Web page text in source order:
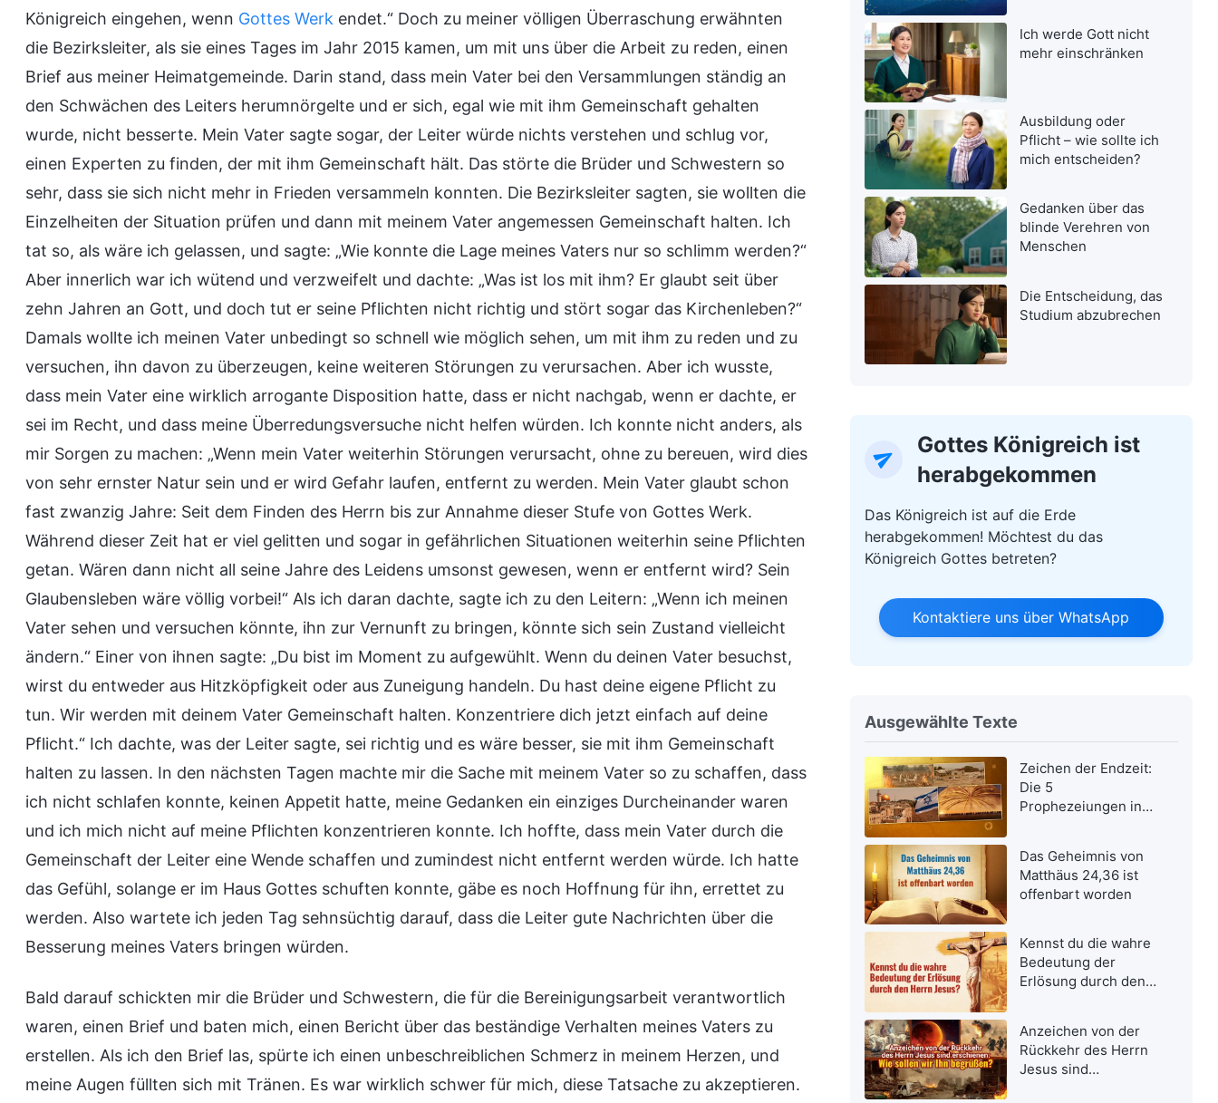
Königreich eingehen, wenn Gottes Werk endet.“ Doch zu meiner völligen Überraschung erwähnten
die Bezirksleiter, als sie eines Tages im Jahr 2015 kamen, um mit uns über die Arbeit zu reden, einen
Brief aus meiner Heimatgemeinde. Darin stand, dass mein Vater bei den Versammlungen ständig an
den Schwächen des Leiters herumnörgelte und er sich, egal wie mit ihm Gemeinschaft gehalten
wurde, nicht besserte. Mein Vater sagte sogar, der Leiter würde nichts verstehen und schlug vor,
einen Experten zu finden, der mit ihm Gemeinschaft hält. Das störte die Brüder und Schwestern so
sehr, dass sie sich nicht mehr in Frieden versammeln konnten. Die Bezirksleiter sagten, sie wollten die
Einzelheiten der Situation prüfen und dann mit meinem Vater angemessen Gemeinschaft halten. Ich
tat so, als wäre ich gelassen, und sagte: „Wie konnte die Lage meines Vaters nur so schlimm werden?“
Aber innerlich war ich wütend und verzweifelt und dachte: „Was ist los mit ihm? Er glaubt seit über
zehn Jahren an Gott, und doch tut er seine Pflichten nicht richtig und stört sogar das Kirchenleben?“
Damals wollte ich meinen Vater unbedingt so schnell wie möglich sehen, um mit ihm zu reden und zu
versuchen, ihn davon zu überzeugen, keine weiteren Störungen zu verursachen. Aber ich wusste,
dass mein Vater eine wirklich arrogante Disposition hatte, dass er nicht nachgab, wenn er dachte, er
sei im Recht, und dass meine Überredungsversuche nicht helfen würden. Ich konnte nicht anders, als
mir Sorgen zu machen: „Wenn mein Vater weiterhin Störungen verursacht, ohne zu bereuen, wird dies
von sehr ernster Natur sein und er wird Gefahr laufen, entfernt zu werden. Mein Vater glaubt schon
fast zwanzig Jahre: Seit dem Finden des Herrn bis zur Annahme dieser Stufe von Gottes Werk.
Während dieser Zeit hat er viel gelitten und sogar in gefährlichen Situationen weiterhin seine Pflichten
getan. Wären dann nicht all seine Jahre des Leidens umsonst gewesen, wenn er entfernt wird? Sein
Glaubensleben wäre völlig vorbei!“ Als ich daran dachte, sagte ich zu den Leitern: „Wenn ich meinen
Vater sehen und versuchen könnte, ihn zur Vernunft zu bringen, könnte sich sein Zustand vielleicht
ändern.“ Einer von ihnen sagte: „Du bist im Moment zu aufgewühlt. Wenn du deinen Vater besuchst,
wirst du entweder aus Hitzköpfigkeit oder aus Zuneigung handeln. Du hast deine eigene Pflicht zu
tun. Wir werden mit deinem Vater Gemeinschaft halten. Konzentriere dich jetzt einfach auf deine
Pflicht.“ Ich dachte, was der Leiter sagte, sei richtig und es wäre besser, sie mit ihm Gemeinschaft
halten zu lassen. In den nächsten Tagen machte mir die Sache mit meinem Vater so zu schaffen, dass
ich nicht schlafen konnte, keinen Appetit hatte, meine Gedanken ein einziges Durcheinander waren
und ich mich nicht auf meine Pflichten konzentrieren konnte. Ich hoffte, dass mein Vater durch die
Gemeinschaft der Leiter eine Wende schaffen und zumindest nicht entfernt werden würde. Ich hatte
das Gefühl, solange er im Haus Gottes schuften konnte, gäbe es noch Hoffnung für ihn, errettet zu
werden. Also wartete ich jeden Tag sehnsüchtig darauf, dass die Leiter gute Nachrichten über die
Besserung meines Vaters bringen würden.
Bald darauf schickten mir die Brüder und Schwestern, die für die Bereinigungsarbeit verantwortlich
waren, einen Brief und baten mich, einen Bericht über das beständige Verhalten meines Vaters zu
erstellen. Als ich den Brief las, spürte ich einen unbeschreiblichen Schmerz in meinem Herzen, und
meine Augen füllten sich mit Tränen. Es war wirklich schwer für mich, diese Tatsache zu akzeptieren.
Ich werde Gott nicht
mehr einschränken
Ausbildung oder
Pflicht – wie sollte ich
mich entscheiden?
Gedanken über das
blinde Verehren von
Menschen
Die Entscheidung, das
Studium abzubrechen
Gottes Königreich ist
herabgekommen
Das Königreich ist auf die Erde
herabgekommen! Möchtest du das
Königreich Gottes betreten?
Kontaktiere uns über WhatsApp
Ausgewählte Texte
Zeichen der Endzeit:
Die 5
Prophezeiungen in
Herrn Jesus wurden
erfüllt
Das Geheimnis von
Matthäus 24,36 ist
offenbart worden
Kennst du die wahre
Bedeutung der
Erlösung durch den
Anzeichen von der
Rückkehr des Herrn
Jesus sind